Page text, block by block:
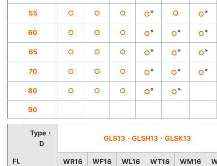
55 ○ ○ ○ ○※ ○ ○※
60 ○ ○ ○ ○※ ○※ ○※
65 ○ ○ ○ ○※ ○※ ○※
70 ○ ○ ○ ○※ ○※ ○※
80 ○ ○ ○ ○※ ○※
90
Type・
D
GLS13・GLSH13・GLSK13
FL WR16 WF16 WL16 WT16 WM16